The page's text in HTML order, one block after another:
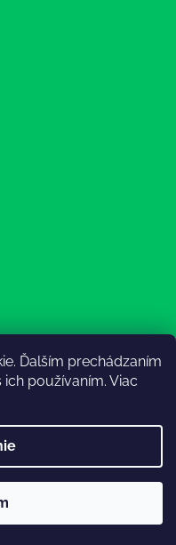
Ďalším prechádzaním
používaním. Viac
expedícia ako
s nami💚